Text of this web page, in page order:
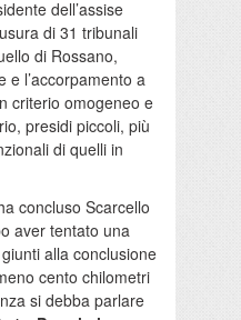
dell’assise
di 31 tribunali
di Rossano,
e l’accorpamento a
criterio omogeneo e
presidi piccoli, più
di quelli in
concluso Scarcello
aver tentato una
alla conclusione
cento chilometri
si debba parlare